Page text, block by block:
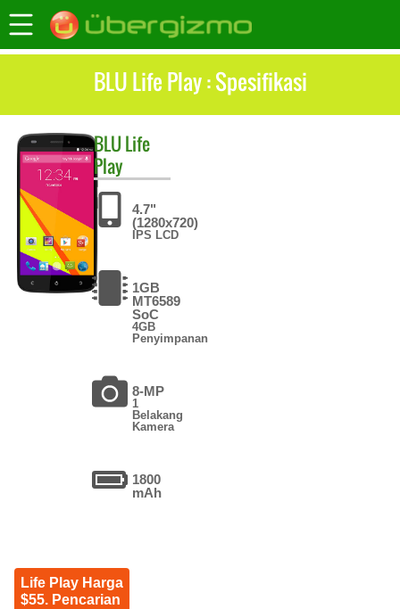
BLU Life Play : Spesifikasi
BLULife
Play
4.7"
(1280x720)
IPS LCD
1GB
MT6589
SoC
4GB
Penyimpanan
8-MP
1
Belakang
Kamera
1800
mAh
Life Play Harga
$55. Pencarian